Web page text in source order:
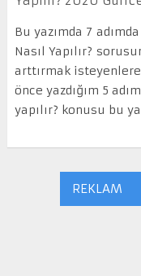
Bu yazımda 7
Nasıl Yapılır?
arttırmak isteyenlere
önce yazdığım 5
yapılır? konusu bu
REKLAM